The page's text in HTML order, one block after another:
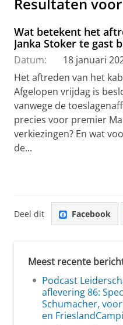
Resultaten
Wat betekent het
Janka Stoker te gast
Datum:
18 januari
Het aftreden van het
Afgelopen vrijdag is
vanwege de
precies voor premier
verkiezingen? En wat
de...
Deel dit Facebook
Meest recente
Podcast
aflevering 86:
Schumacher,
en